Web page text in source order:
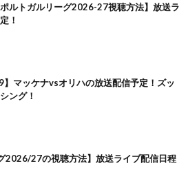
ポルトガルリーグ2026-27視聴方法】放送ラ
！
】マッケナvsオリハの放送配信予定！ズッ
ング！
2026/27の視聴方法】放送ライブ配信日程